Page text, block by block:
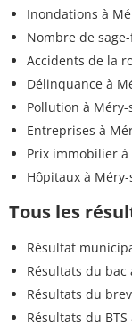
Inondations à
Nombre de
Accidents de la
Délinquance à
Pollution à
Entreprises à
Prix immobilier
Hôpitaux à
Tous les
Résultat
Résultats du
Résultats du
Résultats du